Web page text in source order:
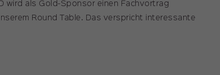
wird als Gold-Sponsor einen Fachvortrag
Round Table. Das verspricht interessante